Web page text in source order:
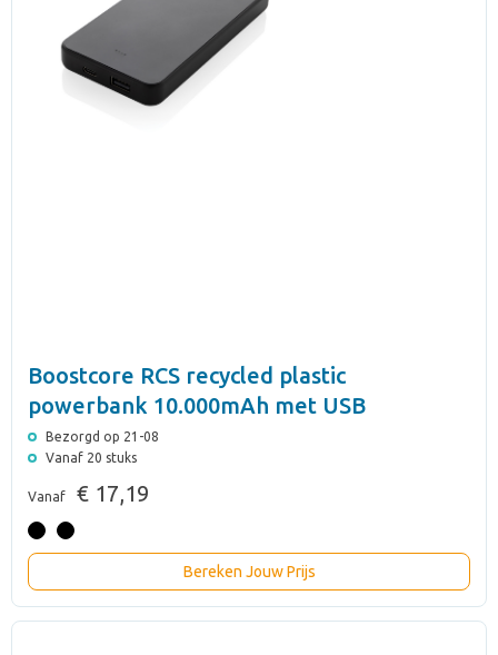
Boostcore RCS recycled plastic
powerbank 10.000mAh met USB
Bezorgd op 21-08
Vanaf 20 stuks
Vanaf € 17,19
Bereken Jouw Prijs